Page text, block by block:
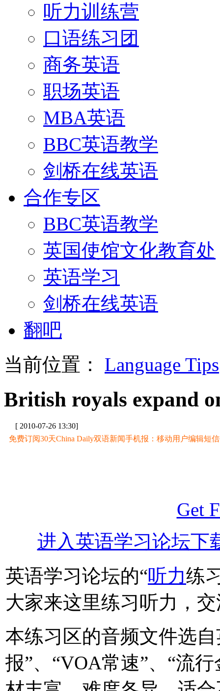
听力训练营
口语练习团
商务英语
职场英语
MBA英语
BBC英语教学
剑桥在线英语
合作专区
BBC英语教学
英国使馆文化教育处
英语学习
剑桥在线英语
翻吧
当前位置： Language Tips
British royals expand
[ 2010-07-26 13:30]
免费订阅30天China Daily双语新闻手机报：移动用户编辑短信
Get
进入英语学习论坛下
英语学习论坛的“听力练
大家来这里练习听力，
本练习区的音频文件选
报”、“VOA常速”、“流